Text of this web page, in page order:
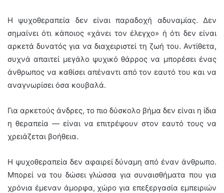
Η ψυχοθεραπεία δεν είναι παραδοχή αδυναμίας. Δεν
σημαίνει ότι κάποιος «χάνει τον έλεγχο» ή ότι δεν είναι
αρκετά δυνατός για να διαχειριστεί τη ζωή του. Αντίθετα,
συχνά απαιτεί μεγάλο ψυχικό θάρρος να μπορέσει ένας
άνθρωπος να καθίσει απέναντι από τον εαυτό του και να
αναγνωρίσει όσα κουβαλά.
Για αρκετούς άνδρες, το πιο δύσκολο βήμα δεν είναι η ίδια
η θεραπεία — είναι να επιτρέψουν στον εαυτό τους να
χρειάζεται βοήθεια.
Η ψυχοθεραπεία δεν αφαιρεί δύναμη από έναν άνθρωπο.
Μπορεί να του δώσει γλώσσα για συναισθήματα που για
χρόνια έμεναν άμορφα, χώρο για επεξεργασία εμπειριών